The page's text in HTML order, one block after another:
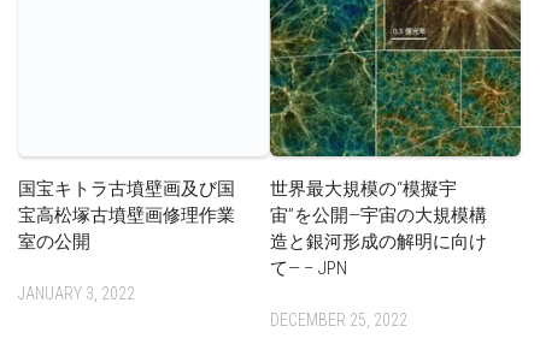
国宝キトラ古墳壁画及び国
宝高松塚古墳壁画修理作業
室の公開
JANUARY 3, 2022
世界最大規模の“模擬宇
宙”を公開—宇宙の大規模構
造と銀河形成の解明に向け
て— – JPN
DECEMBER 25, 2022